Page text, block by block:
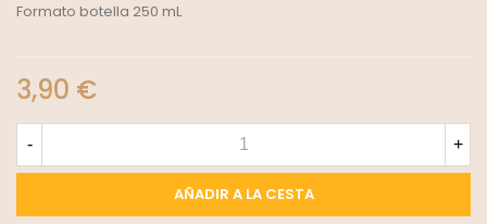
Formato botella 250 mL
3,90 €
- +
AÑADIR A LA CESTA